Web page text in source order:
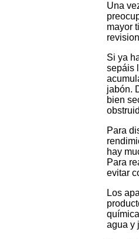
Una
mayor
Si ya
sepáis
jabón.
bien
Para
hay
Para
evitar
Los
agua y